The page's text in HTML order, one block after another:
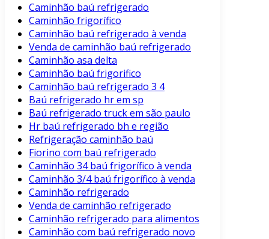
Caminhão baú refrigerado
Caminhão frigorífico
Caminhão baú refrigerado à venda
Venda de caminhão baú refrigerado
Caminhão asa delta
Caminhão baú frigorifico
Caminhão baú refrigerado 3 4
Baú refrigerado hr em sp
Baú refrigerado truck em são paulo
Hr baú refrigerado bh e região
Refrigeração caminhão baú
Fiorino com baú refrigerado
Caminhão 34 baú frigorífico à venda
Caminhão 3/4 baú frigorífico à venda
Caminhão refrigerado
Venda de caminhão refrigerado
Caminhão refrigerado para alimentos
Caminhão com baú refrigerado novo